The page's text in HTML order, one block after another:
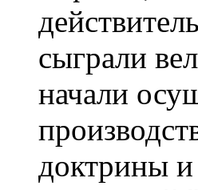
сыграли
начали
доктрины